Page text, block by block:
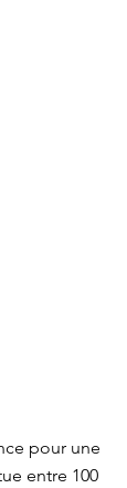
pour une
entre 100